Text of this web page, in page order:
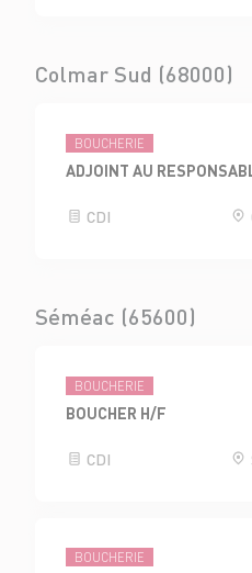
Colmar Sud (68000)
BOUCHERIE
ADJOINT AU
CDI
Séméac (65600)
BOUCHERIE
BOUCHER H/F
CDI
BOUCHERIE